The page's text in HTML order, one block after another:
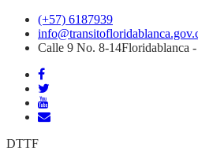
(+57) 6187939
Calle 9 No. 8-14Floridablanca
DTTF